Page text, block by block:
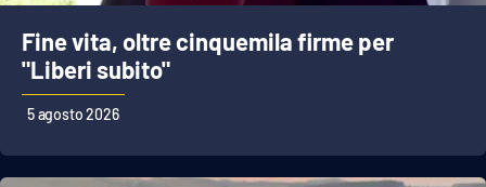
Fine vita, oltre cinquemila firme per
"Liberi subito"
5 agosto 2026